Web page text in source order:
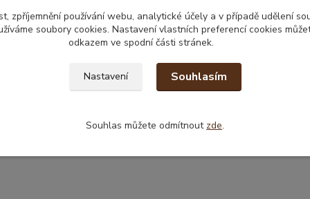
informace
100% zbaveno zrn, dále v sudech po 12-
a lisované víno jsou odděleny a poté
sulfátů, jsou šlechtěné odrůdy hroznů
v otevřených nádobách. Po 12 měsíčním
zpříjemnění používání webu, analytické účely a v případě udělení
soubory cookies. Nastavení vlastních preferencí cookies
odkazem ve spodní části stránek.
Nastavení Souhlasím
Souhlas můžete odmítnout zde.